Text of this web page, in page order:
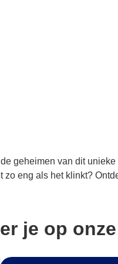
geheimen van dit
eng als het klinkt?
je op